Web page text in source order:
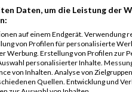
Daten, um die Leistung der
auf einem Endgerät. Verwendung
von Profilen für personalisierte
Werbung. Erstellung von Profilen zur
personalisierter Inhalte.
von Inhalten. Analyse von
Quellen. Entwicklung und